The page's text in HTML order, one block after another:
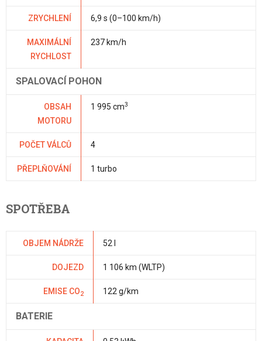
ZRYCHLENÍ 6,9 s (0–100 km/h)
MAXIMÁLNÍ
RYCHLOST
237 km/h
SPALOVACÍ POHON
OBSAH
MOTORU
1 995 cm3
POČET VÁLCŮ 4
PŘEPLŇOVÁNÍ 1 turbo
SPOTŘEBA
OBJEM NÁDRŽE 52 l
DOJEZD 1 106 km (WLTP)
EMISE CO2 122 g/km
BATERIE